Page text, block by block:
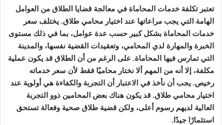
تعتبر تكلفة خدمات المحاماة في معالجة قضايا الطلاق من العوامل
الهامة التي يجب مراعاتها عند اختيار محامي طلاق. يختلف سعر
خدمات المحاماة بشكل كبير حسب عدة عوامل، بما في ذلك مستوى
الخبرة والمهارة لدي المحامي، وتعقيدات القضية نفسها، والمدينة
التي تمارس فيها المحاماة. على الرغم من أن الطلاق قد يكون عملية
مكلفة، إلا أنه من المهم ألا نختار محاميًا فقط لأن سعر خدماته
رخيص. يجب أن نأخذ في الاعتبار أن التجربة والكفاءة هي أولوية عند
اختيار محامي طلاق. قد يكون هناك بعض المحامين ذوو التجربة
العالية لديهم رسوم أعلى، ولكن قضية طلاق صحية وفعالة تستحق
استثمارًا جيدًا.